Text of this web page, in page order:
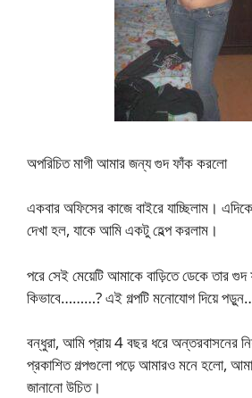
অপরিচিত মাগী আমার জন্য গুদ ফাঁক করলো
একবার অফিসের কাজে বাইরে যাচ্ছিলাম।
দেখা হল, যাকে আমি একটু হেল্প করলাম।
পরে সেই মেয়েটি আমাকে বাড়িতে ডেকে তার
কিভাবে………? এই গল্পটি মনোযোগ দিয়ে
বন্ধুরা, আমি প্রায় 4 বছর ধরে অন্তরবাসনের
প্রকাশিত গল্পগুলো পড়ে আমারও মনে হলো,
জানানো উচিত।